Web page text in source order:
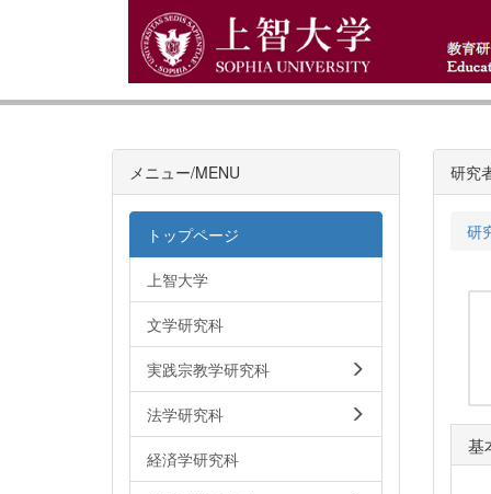
研究
研
基
メニュー/MENU
トップページ
上智大学
文学研究科
実践宗教学研究科
法学研究科
経済学研究科